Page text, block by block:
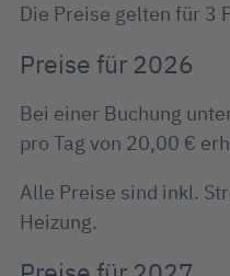
Die Preise gelten für 3
Preise für 2026
Bei einer Buchung
pro Tag von 20,00 €
Alle Preise sind inkl.
Heizung.